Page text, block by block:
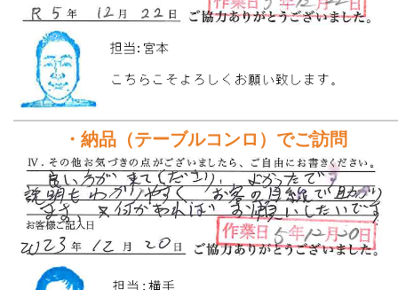
・納品（テーブルコンロ）でご訪問